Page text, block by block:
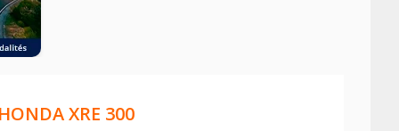
HONDA XRE 300